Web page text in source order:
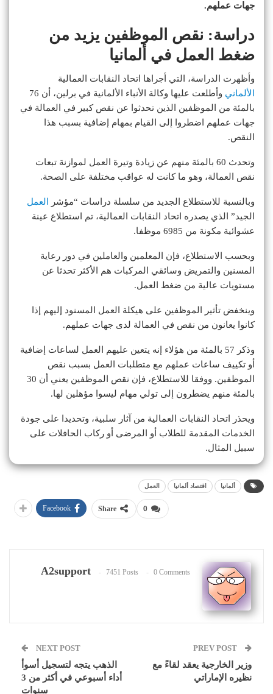
جهات عملهم.
دراسة: نقص الموظفين يزيد من
ضغط العمل في ألمانيا
وأظهرت الدراسة، التي أجراها اتحاد النقابات العمالية
الألماني
وأطلعت عليها وكالة الأنباء الألمانية في برلين، أن 76
بالمئة من الموظفين الذين تحدثوا عن نقص كبير في العمالة في
جهات عملهم اضطروا إلى القيام بمهام إضافية بسبب هذا
النقص.
وتحدث 60 بالمئة منهم عن زيادة وتيرة العمل لموازنة تبعات
نقص العمالة، وهو ما كانت له عواقب مختلفة على الصحة.
وبالنسبة للاستطلاع الجديد من سلسلة دراسات “مؤشر
العمل
الجيد” الذي يصدره اتحاد النقابات العمالية، تم استطلاع عينة
عشوائية مكونة من 6985 موظفا.
وبحسب الاستطلاع، فإن المعلمين والعاملين في دور رعاية
المسنين والتمريض وسائقي المركبات هم الأكثر تحدثا عن
مستويات عالية من ضغط العمل.
وينخفض تأثير الموظفين على هيكلة العمل المسنود إليهم إذا
كانوا يعانون من نقص في العمالة لدى جهات عملهم.
وذكر 57 بالمئة من هؤلاء إنه يتعين عليهم العمل لساعات إضافية
أو تكييف ساعات عملهم مع متطلبات العمل بسبب نقص
الموظفين. ووفقا للاستطلاع، فإن نقص الموظفين يعني أن 30
بالمئة منهم يضطرون إلى تولي مهام ليسوا مؤهلين لها.
ويحذر اتحاد النقابات العمالية من آثار سلبية، وتحديدا على جودة
الخدمات المقدمة للطلاب أو المرضى أو ركاب الحافلات على
سبيل المثال.
ألمانيا اقتصاد ألمانيا العمل
0
Share
Facebook
A2support 7451 Posts 0 Comments
وزير الخارجية يعقد لقاءً مع
نظيره الإماراتي
NEXT POST
الذهب يتجه لتسجيل أسوأ
أداء أسبوعي في أكثر من 3
سنوات